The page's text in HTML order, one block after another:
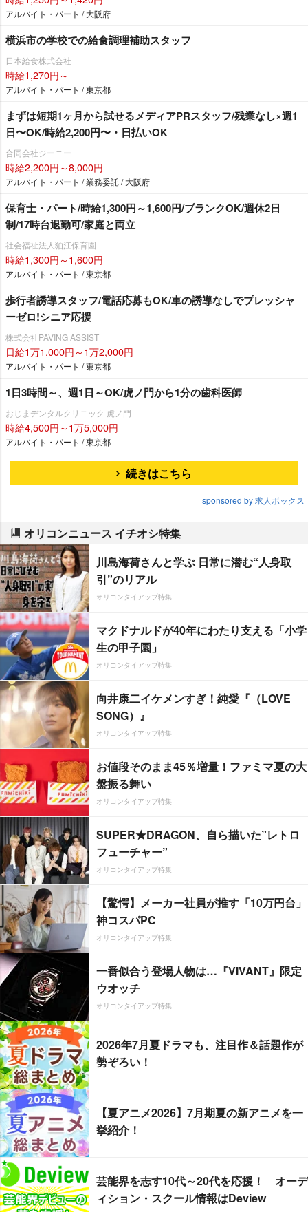
アルバイト・パート / 大阪府
横浜市の学校での給食調理補助スタッフ
日本給食株式会社
時給1,270円～
アルバイト・パート / 東京都
まずは短期1ヶ月から試せるメディアPRスタッフ/残業なし×週1
日〜OK/時給2,200円〜・日払いOK
合同会社ジーニー
時給2,200円～8,000円
アルバイト・パート / 業務委託 / 大阪府
保育士・パート/時給1,300円～1,600円/ブランクOK/週休2日
制/17時台退勤可/家庭と両立
社会福祉法人狛江保育園
時給1,300円～1,600円
アルバイト・パート / 東京都
歩行者誘導スタッフ/電話応募もOK/車の誘導なしでプレッシャ
ーゼロ!シニア応援
株式会社PAVING ASSIST
日給1万1,000円～1万2,000円
アルバイト・パート / 東京都
1日3時間～、週1日～OK/虎ノ門から1分の歯科医師
おじまデンタルクリニック 虎ノ門
時給4,500円～1万5,000円
アルバイト・パート / 東京都
続きはこちら
sponsored by 求人ボックス
オリコンニュース イチオシ特集
川島海荷さんと学ぶ 日常に潜む“人身取
引”のリアル
オリコンタイアップ特集
マクドナルドが40年にわたり支える「小学
生の甲子園」
オリコンタイアップ特集
向井康二イケメンすぎ！純愛『（LOVE
SONG）』
オリコンタイアップ特集
お値段そのまま45％増量！ファミマ夏の大
盤振る舞い
オリコンタイアップ特集
SUPER★DRAGON、自ら描いた”レトロ
フューチャー”
オリコンタイアップ特集
【驚愕】メーカー社員が推す「10万円台」
神コスパPC
オリコンタイアップ特集
一番似合う登場人物は…『VIVANT』限定
ウオッチ
オリコンタイアップ特集
2026年7月夏ドラマも、注目作＆話題作が
勢ぞろい！
【夏アニメ2026】7月期夏の新アニメを一
挙紹介！
芸能界を志す10代～20代を応援！ オーデ
ィション・スクール情報はDeview